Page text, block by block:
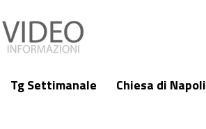
Tg Settimanale Chiesa di Napoli